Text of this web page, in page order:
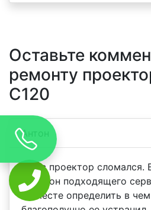
Оставьте
ремонту
C120
Антон
У нас проектор
телефон подходящего
на месте определить в